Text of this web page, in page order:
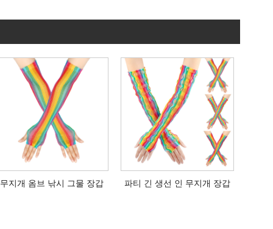
무지개 옴브 낚시 그물 장갑 파티 긴 생선 인 무지개 장갑